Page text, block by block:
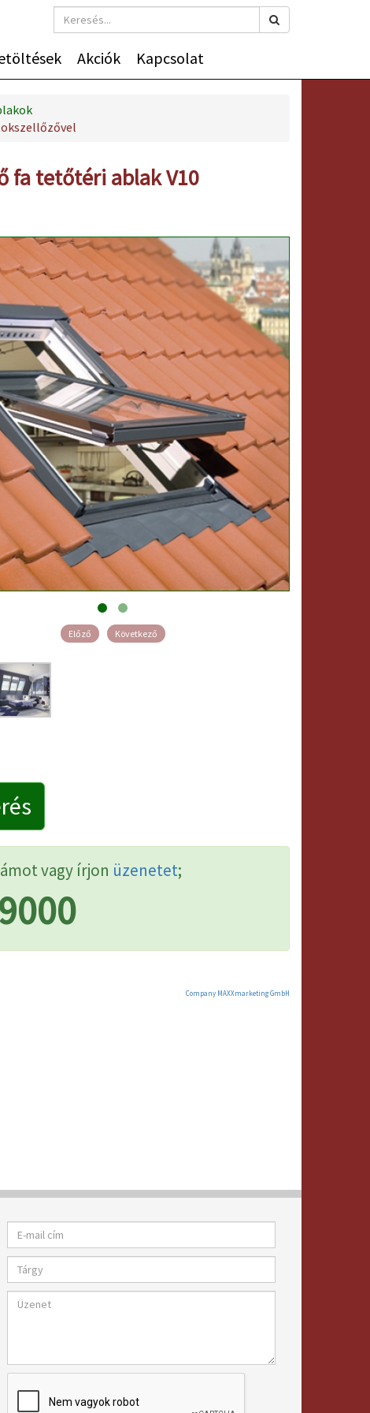
Akciók Kapcsolat
fa tetőtéri ablak V10
Előző Következő
vagy írjon üzenetet;
Company MAXXmarketing GmbH